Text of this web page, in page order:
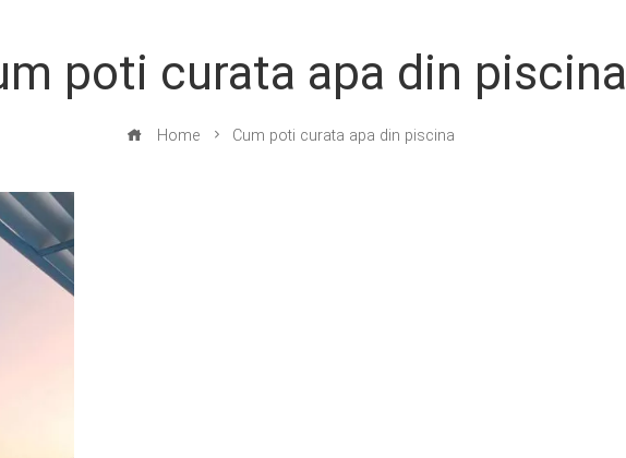
poti curata apa din piscina
Home Cum poti curata apa din piscina